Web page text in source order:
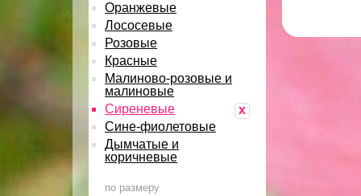
Оранжевые
Лососевые
Розовые
Красные
Малиново-розовые и
малиновые
x
Сиреневые
Сине-фиолетовые
Дымчатые и
коричневые
по размеру